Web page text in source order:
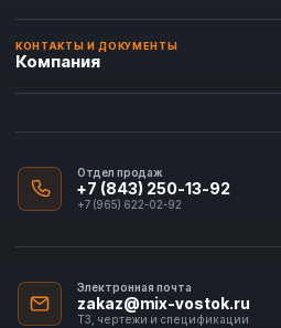
КОНТАКТЫ И ДОКУМЕНТЫ
Компания
Отдел продаж
+7 (843) 250-13-92
+7 (965) 622-02-92
Электронная почта
zakaz@mix-vostok.ru
ТЗ, чертежи и спецификации